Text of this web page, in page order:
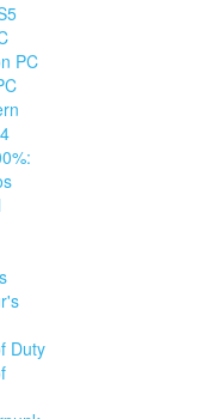
PC
Duty